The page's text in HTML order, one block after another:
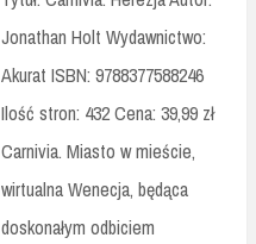
Jonathan Holt Wydawnictwo:
Akurat ISBN: 9788377588246
Ilość stron: 432 Cena: 39,99 zł
Carnivia. Miasto w mieście,
wirtualna Wenecja, będąca
doskonałym odbiciem